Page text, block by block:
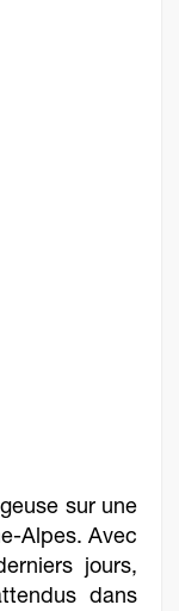
sur une
Alpes. Avec
jours,
dans